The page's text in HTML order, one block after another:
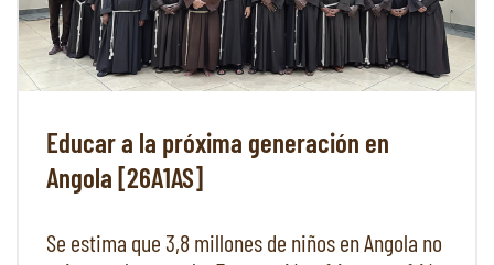
Educar a la próxima generación en
Angola [26A1AS]
Se estima que 3,8 millones de niños en Angola no